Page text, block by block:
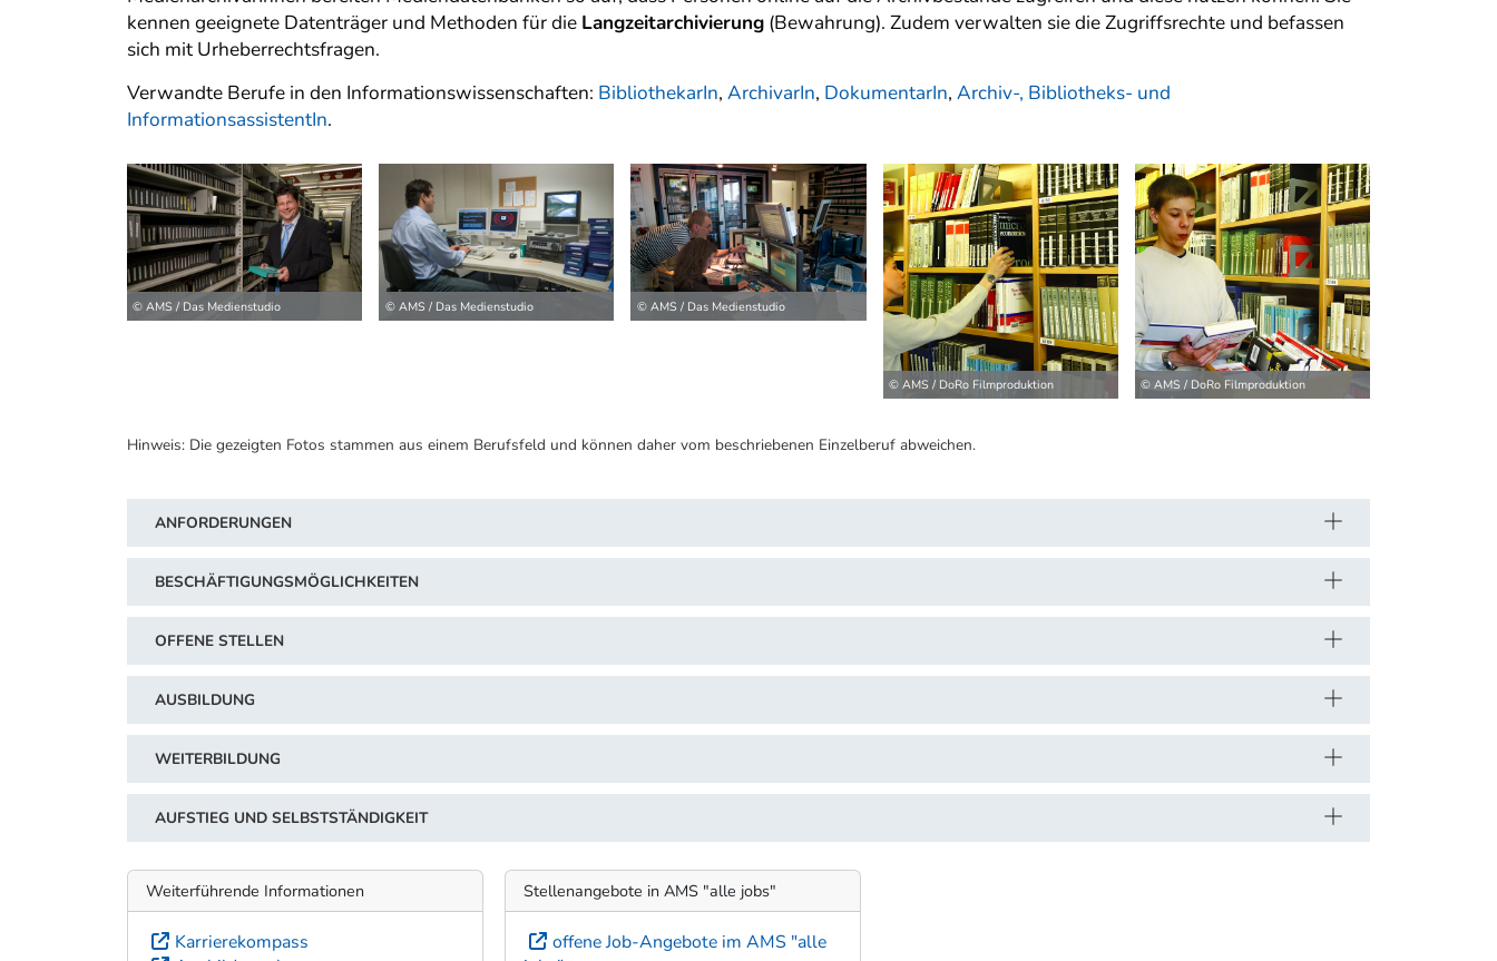
kennen geeignete Datenträger und Methoden für die Langzeitarchivierung (Bewahrung). Zudem verwalten sie die Zugriffsrechte und befassen
sich mit Urheberrechtsfragen.
Verwandte Berufe in den Informationswissenschaften: BibliothekarIn, ArchivarIn, DokumentarIn, Archiv-, Bibliotheks- und
InformationsassistentIn.
© AMS / Das Medienstudio © AMS / Das Medienstudio © AMS / Das Medienstudio
© AMS / DoRo Filmproduktion © AMS / DoRo Filmproduktion
Hinweis: Die gezeigten Fotos stammen aus einem Berufsfeld und können daher vom beschriebenen Einzelberuf abweichen.
ANFORDERUNGEN
BESCHÄFTIGUNGSMÖGLICHKEITEN
OFFENE STELLEN
AUSBILDUNG
WEITERBILDUNG
AUFSTIEG UND SELBSTSTÄNDIGKEIT
Weiterführende Informationen
Karrierekompass
Stellenangebote in AMS "alle jobs"
offene Job-Angebote im AMS "alle